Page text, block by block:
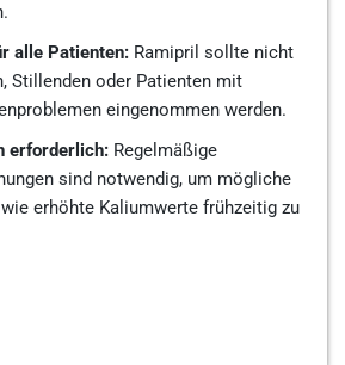
alle Patienten: Ramipril sollte nicht
Stillenden oder Patienten mit
eingenommen werden.
erforderlich: Regelmäßige
sind notwendig, um mögliche
erhöhte Kaliumwerte frühzeitig zu